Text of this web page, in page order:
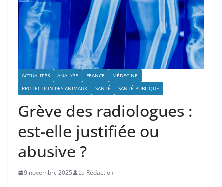
ACTUALITÉS ANALYSE FRANCE
MÉDECINE
PROTECTION DES ANIMAUX
SANTÉ SANTÉ PUBLIQUE
Grève des radiologues :
est-elle justifiée ou
abusive ?
9 novembre 2025 La Rédaction